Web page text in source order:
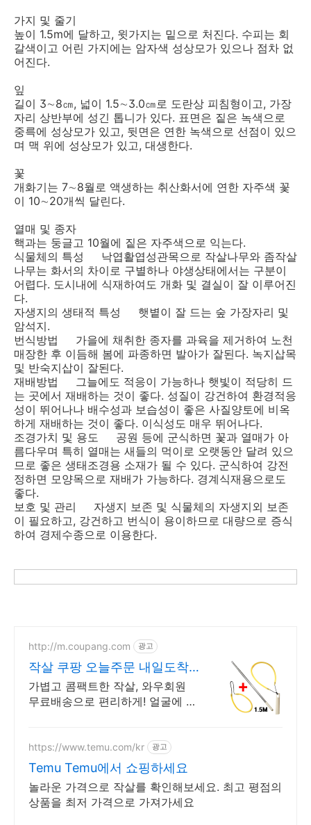
가지 및 줄기
높이 1.5m에 달하고, 윗가지는 밑으로 처진다. 수피는 회
갈색이고 어린 가지에는 암자색 성상모가 있으나 점차 없
어진다.
잎
길이 3∼8㎝, 넓이 1.5∼3.0㎝로 도란상 피침형이고, 가장
자리 상반부에 성긴 톱니가 있다. 표면은 짙은 녹색으로
중륵에 성상모가 있고, 뒷면은 연한 녹색으로 선점이 있으
며 맥 위에 성상모가 있고, 대생한다.
꽃
개화기는 7∼8월로 액생하는 취산화서에 연한 자주색 꽃
이 10∼20개씩 달린다.
열매 및 종자
핵과는 둥글고 10월에 짙은 자주색으로 익는다.
식물체의 특성 낙엽활엽성관목으로 작살나무와 좀작살
나무는 화서의 차이로 구별하나 야생상태에서는 구분이
어렵다. 도시내에 식재하여도 개화 및 결실이 잘 이루어진
다.
자생지의 생태적 특성 햇볕이 잘 드는 숲 가장자리 및
암석지.
번식방법 가을에 채취한 종자를 과육을 제거하여 노천
매장한 후 이듬해 봄에 파종하면 발아가 잘된다. 녹지삽목
및 반숙지삽이 잘된다.
재배방법 그늘에도 적응이 가능하나 햇빛이 적당히 드
는 곳에서 재배하는 것이 좋다. 성질이 강건하여 환경적응
성이 뛰어나나 배수성과 보습성이 좋은 사질양토에 비옥
하게 재배하는 것이 좋다. 이식성도 매우 뛰어나다.
조경가치 및 용도 공원 등에 군식하면 꽃과 열매가 아
름다우며 특히 열매는 새들의 먹이로 오랫동안 달려 있으
므로 좋은 생태조경용 소재가 될 수 있다. 군식하여 강전
정하면 모양목으로 재배가 가능하다. 경계식재용으로도
좋다.
보호 및 관리 자생지 보존 및 식물체의 자생지외 보존
이 필요하고, 강건하고 번식이 용이하므로 대량으로 증식
하여 경제수종으로 이용한다.
http://m.coupang.com 광고
작살 쿠팡 오늘주문 내일도착
로켓배송
가볍고 콤팩트한 작살, 와우회원
무료배송으로 편리하게! 얼굴에 빈
https://www.temu.com/kr 광고
Temu Temu에서 쇼핑하세요
놀라운 가격으로 작살를 확인해보세요. 최고 평점의
상품을 최저 가격으로 가져가세요